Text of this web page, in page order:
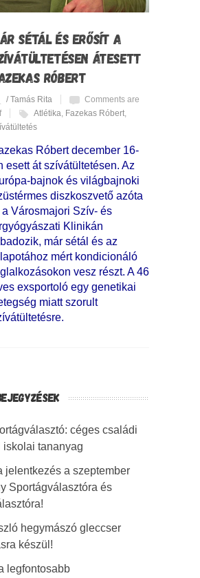
SÉTÁL ÉS ERŐSÍT A
ÁTESETT
RÓBERT
/ Tamás Rita
Comments are
Atlétika, Fazekas Róbert,
Róbert december 16-
esett át szívátültetésen. Az
bajnok és világbajnoki
diszkoszvető azóta
a Városmajori Szív- és
Klinikán
már sétál és az
mért kondicionáló
vesz részt. A 46
exsportoló egy genetikai
miatt szorult
céges családi
iskolai tananyag
jelentkezés a szeptember
Sportágválasztóra és
hegymászó gleccser
készül!
legfontosabb